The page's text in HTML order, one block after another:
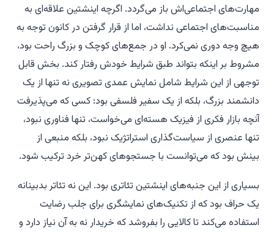
مهارت‌های اجتماعی‌اش باز می‌گردد. اگرچه اینشتین علاقه‌ای به
مناسبت‌های اجتماعی نداشت، اما از قرار گرفتن در کانون توجه به
هیچ وجه دوری نمی‌کرد. او در جمع‌های کوچک و بزرگ راحت بود،
مشروط بر اینکه بتواند طبق شرایط خودش رفتار کند. بخش قابل
توجهی از این شرایط شامل نمایش عمدی تصویری نه تنها از یک
دانشمند بزرگ، بلکه از یک سفیر فلسفی بود: کسی که می‌پذیرفت
آنچه بازار فکری از فیزیک هسته‌ای می‌خواست، تنها فناوری نبود،
تنها عنصری از سیاست‌گذاری استراتژیک نبود، بلکه منبعی از
بینش بود که می‌توانست با جستجوهای کهن‌تر خرد ترکیب شود.
بسیاری از این جنبه‌های اینشتین تئاتری بود. این نه تئاتر بدبینانه
یک حراف بود که از تکنیک‌های نمایشگری برای جلب رضایت
استفاده می‌کند تا کالایی را بفروشد که خریدار نه به آن نیاز دارد و